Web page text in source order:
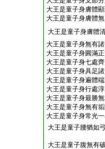
大王是童子身膚體
大王是童子身膚體
大王是童子身膚體
大王是童子身無有
大王是童子身圓滿
大王是童子身七處
大王是童子身具足
大王是童子身遍體
大王是童子身行處
大王是童子身最勝
大王是童子身無有
大王是童子身常光
大王是童子腰猶如
大王是童子腹無有